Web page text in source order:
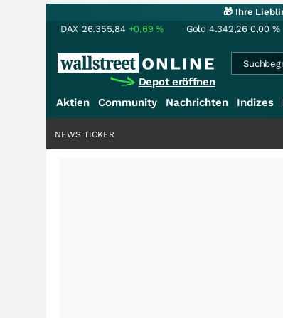
🎁 Ihre
DAX 26.355,84 +0,69% Gold 4.342,26 0,00 %
Depot eröffnen
Aktien Community Nachrichten Indizes
NEWS TICKER